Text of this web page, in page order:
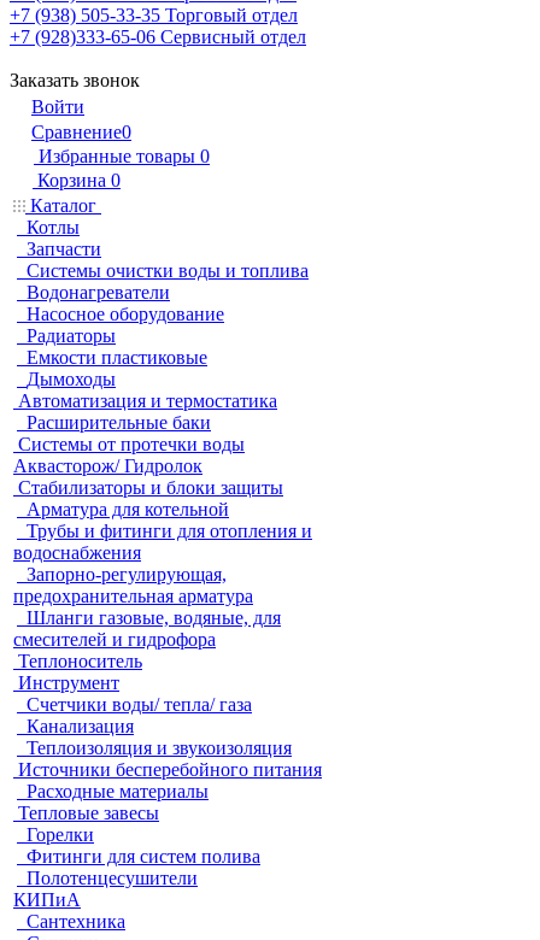
+7 (938) 505-33-35 Торговый отдел
+7 (928)333-65-06 Сервисный отдел
Заказать звонок
Войти
Сравнение0
Избранные товары 0
Корзина 0
Каталог
Котлы
Запчасти
Системы очистки воды и топлива
Водонагреватели
Насосное оборудование
Радиаторы
Емкости пластиковые
Дымоходы
Автоматизация и термостатика
Расширительные баки
Системы от протечки воды
Аквасторож/ Гидролок
Стабилизаторы и блоки защиты
Арматура для котельной
Трубы и фитинги для отопления и
водоснабжения
Запорно-регулирующая,
предохранительная арматура
Шланги газовые, водяные, для
смесителей и гидрофора
Теплоноситель
Инструмент
Счетчики воды/ тепла/ газа
Канализация
Теплоизоляция и звукоизоляция
Источники бесперебойного питания
Расходные материалы
Тепловые завесы
Горелки
Фитинги для систем полива
Полотенцесушители
КИПиА
Сантехника